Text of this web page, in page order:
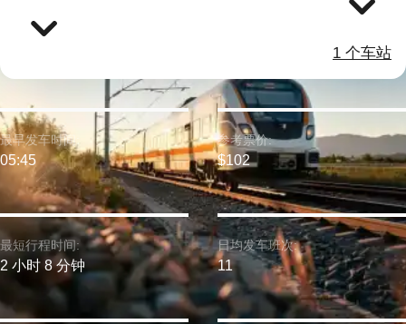
1 个车站
最短行程时间:
2 小时 8 分钟
最早发车时间:
05:45
参考票价:
$102
日均发车班次:
11